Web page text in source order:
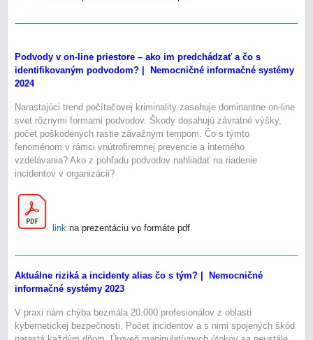
Podvody v on-line priestore – ako im predchádzať a čo s
identifikovaným podvodom? | Nemocničné informačné systémy
2024
Narastajúci trend počítačovej kriminality zasahuje dominantne on-line
svet rôznymi formami podvodov. Škody dosahujú závratné výšky,
počet poškodených rastie závažným tempom. Čo s týmto
fenoménom v rámci vnútrofiremnej prevencie a interného
vzdelávania? Ako z pohľadu podvodov nahliadať na riadenie
incidentov v organizácii?
link na prezentáciu vo formáte pdf
Aktuálne riziká a incidenty alias čo s tým? | Nemocničné
informačné systémy 2023
V praxi nám chýba bezmála 20.000 profesionálov z oblasti
kybernetickej bezpečnosti. Počet incidentov a s nimi spojených škôd